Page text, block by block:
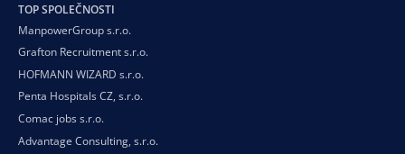
TOP SPOLEČNOSTI
ManpowerGroup s.r.o.
Grafton Recruitment s.r.o.
HOFMANN WIZARD s.r.o.
Penta Hospitals CZ, s.r.o.
Comac jobs s.r.o.
Advantage Consulting, s.r.o.